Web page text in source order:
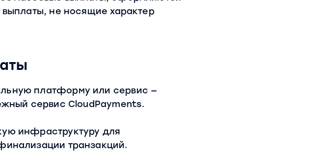
не носящие характер
платформу или сервис —
сервис CloudPayments.
инфраструктуру для
транзакций.